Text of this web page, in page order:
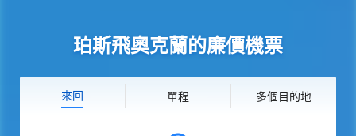
珀斯飛奧克蘭的廉價機票
來回 單程 多個目的地